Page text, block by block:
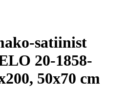
satiinist
20-1858-
50x70 cm